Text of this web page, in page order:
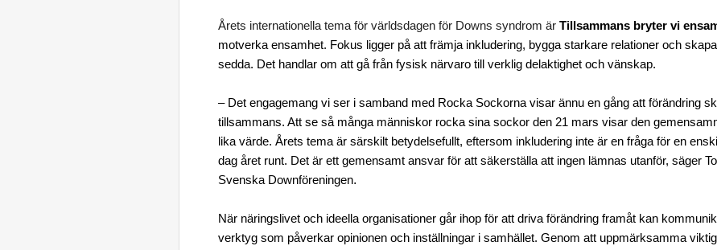
Årets internationella tema för världsdagen för Downs syndrom är Tillsammans bryter vi
motverka ensamhet. Fokus ligger på att främja inkludering, bygga starkare relationer och
sedda. Det handlar om att gå från fysisk närvaro till verklig delaktighet och vänskap.
– Det engagemang vi ser i samband med Rocka Sockorna visar ännu en gång att förändring
tillsammans. Att se så många människor rocka sina sockor den 21 mars visar den
lika värde. Årets tema är särskilt betydelsefullt, eftersom inkludering inte är en fråga för en
dag året runt. Det är ett gemensamt ansvar för att säkerställa att ingen lämnas utanför, säger
Svenska Downföreningen.
När näringslivet och ideella organisationer går ihop för att driva förändring framåt kan
verktyg som påverkar opinionen och inställningar i samhället. Genom att uppmärksamma